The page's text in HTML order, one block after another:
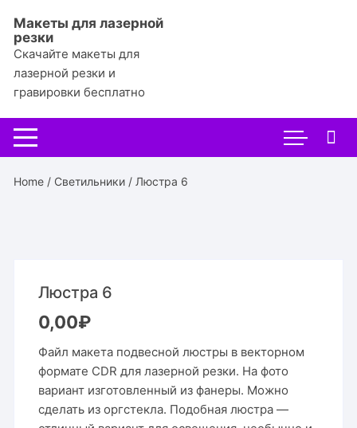
содержимому
Макеты для лазерной
резки
Скачайте макеты для
лазерной резки и
гравировки бесплатно
Home / Светильники / Люстра 6
Люстра 6
0,00₽
Файл макета подвесной люстры в векторном
формате CDR для лазерной резки. На фото
вариант изготовленный из фанеры. Можно
сделать из оргстекла. Подобная люстра —